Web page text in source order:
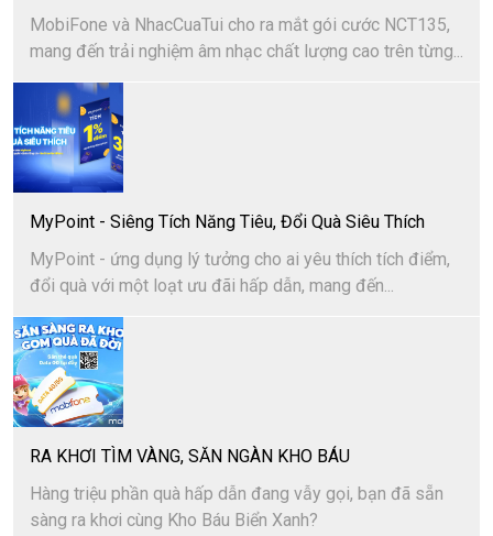
MobiFone và NhacCuaTui cho ra mắt gói cước NCT135,
mang đến trải nghiệm âm nhạc chất lượng cao trên từng...
MyPoint - Siêng Tích Năng Tiêu, Đổi Quà Siêu Thích
MyPoint - ứng dụng lý tưởng cho ai yêu thích tích điểm,
đổi quà với một loạt ưu đãi hấp dẫn, mang đến...
RA KHƠI TÌM VÀNG, SĂN NGÀN KHO BÁU
Hàng triệu phần quà hấp dẫn đang vẫy gọi, bạn đã sẵn
sàng ra khơi cùng Kho Báu Biển Xanh?